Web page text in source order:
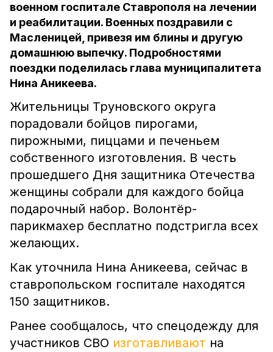
военном госпитале Ставрополя на лечении
и реабилитации. Военных поздравили с
Масленицей, привезя им блины и другую
домашнюю выпечку. Подробностями
поездки поделилась глава муниципалитета
Нина Аникеева.
Жительницы Труновского округа
порадовали бойцов пирогами,
пирожными, пиццами и печеньем
собственного изготовления. В честь
прошедшего Дня защитника Отечества
женщины собрали для каждого бойца
подарочный набор. Волонтёр-
парикмахер бесплатно подстригла всех
желающих.
Как уточнила Нина Аникеева, сейчас в
ставропольском госпитале находятся
150 защитников.
Ранее сообщалось, что спецодежду для
участников СВО изготавливают на